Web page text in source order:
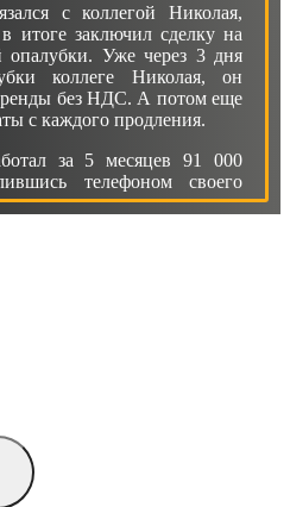
с коллегой Николая,
итоге заключил сделку на
опалубки. Уже через 3 дня
коллеге Николая, он
без НДС. А потом еще
с каждого продления.
за 5 месяцев 91 000
телефоном своего